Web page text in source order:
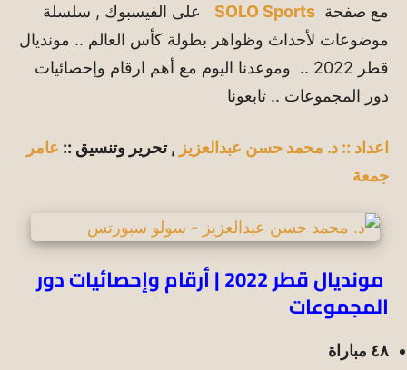
مع صفحة SOLO Sports على الفيسبوك , سلسلة
موضوعات لأحداث وظواهر بطولة كأس العالم .. مونديال
قطر 2022 .. وموعدنا اليوم مع أهم ارقام وإحصائيات
دور المجموعات .. تابعونا
اعداد :: د. محمد حسن عبدالعزيز ,تحرير وتنسيق :: عامر
جمعة
مونديال قطر 2022 | أرقام وإحصائيات دور
المجموعات
٤٨ مباراة